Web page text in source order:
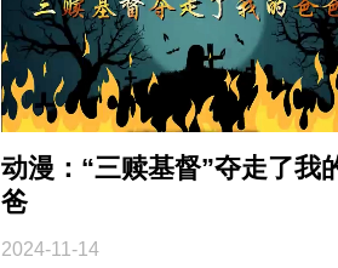
动漫：“三赎基督”夺走了我
爸
2024-11-14